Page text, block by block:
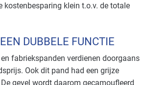
kostenbesparing klein t.o.v. de totale
DUBBELE FUNCTIE
fabriekspanden verdienen doorgaans
Ook dit pand had een grijze
gevel wordt daarom gecamoufleerd